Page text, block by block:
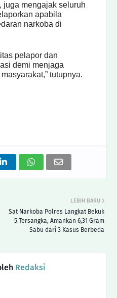
juga mengajak seluruh
apabila
narkoba di
pelapor dan
demi menjaga
tutupnya.
LEBIH BARU
Sat Narkoba Polres Langkat Bekuk
5 Tersangka, Amankan 6,31 Gram
Sabu dari 3 Kasus Berbeda
Redaksi